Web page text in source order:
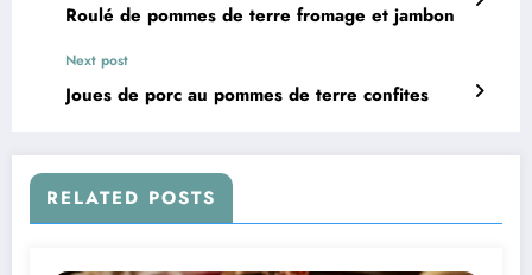
Roulé de pommes de terre fromage et jambon
Next post
Joues de porc au pommes de terre confites
RELATED POSTS